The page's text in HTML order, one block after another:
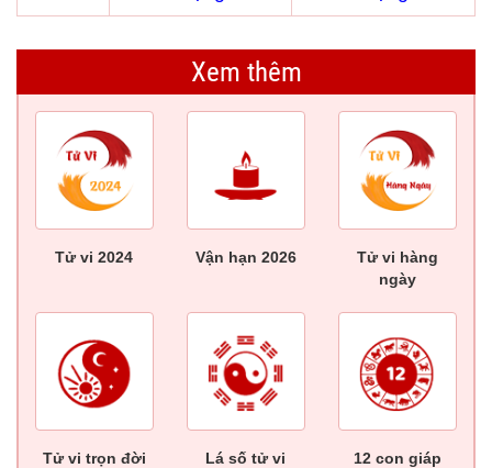
Xem thêm
Tử vi 2024 Vận hạn 2026
Tử vi hàng
ngày
Tử vi trọn đời Lá số tử vi 12 con giáp